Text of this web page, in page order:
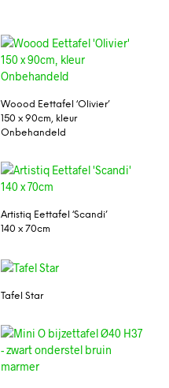
Woood Eettafel ‘Olivier’
150 x 90cm, kleur
Onbehandeld
Artistiq Eettafel ‘Scandi’
140 x 70cm
Tafel Star